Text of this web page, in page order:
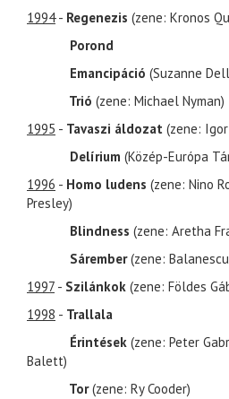
1994- Regenezis (zene: Kronos
Porond
Emancipáció (Suzanne
Trió (zene: Michael Nyman)
1995 - Tavaszi áldozat (zene:
Delírium (Közép-Európa
1996 - Homo ludens (zene: Nino
Presley)
Blindness (zene: Aretha
Sárember(zene:
1997 - Szilánkok (zene: Földes
1998 - Trallala
Érintések (zene: Peter
Balett)
Tor(zene: Ry Cooder)